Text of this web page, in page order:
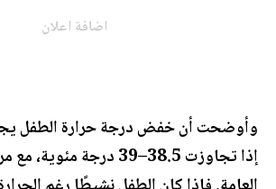
اضافة اعلان
وأوضحت أن خفض درجة حرارة الطفل
إذا تجاوزت 38.5–39 درجة